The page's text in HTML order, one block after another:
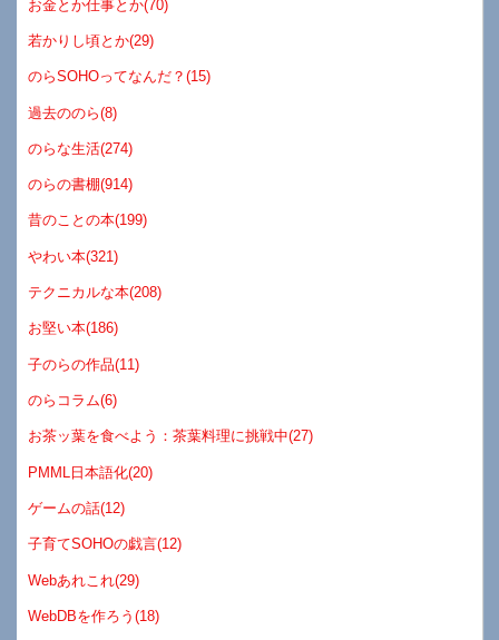
お金とか仕事とか(70)
若かりし頃とか(29)
のらSOHOってなんだ？(15)
過去ののら(8)
のらな生活(274)
のらの書棚(914)
昔のことの本(199)
やわい本(321)
テクニカルな本(208)
お堅い本(186)
子のらの作品(11)
のらコラム(6)
お茶ッ葉を食べよう：茶葉料理に挑戦中(27)
PMML日本語化(20)
ゲームの話(12)
子育てSOHOの戯言(12)
Webあれこれ(29)
WebDBを作ろう(18)